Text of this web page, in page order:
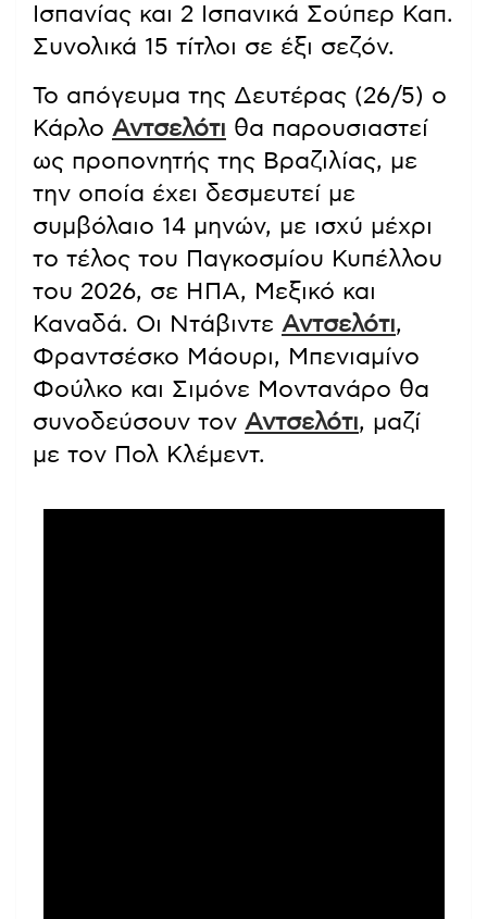
Ισπανίας και 2 Ισπανικά Σούπερ Καπ.
Συνολικά 15 τίτλοι σε έξι σεζόν.
Το απόγευμα της Δευτέρας (26/5) ο
Κάρλο Αντσελότι θα παρουσιαστεί
ως προπονητής της Βραζιλίας, με
την οποία έχει δεσμευτεί με
συμβόλαιο 14 μηνών, με ισχύ μέχρι
το τέλος του Παγκοσμίου Κυπέλλου
του 2026, σε ΗΠΑ, Μεξικό και
Καναδά. Οι Ντάβιντε Αντσελότι,
Φραντσέσκο Μάουρι, Μπενιαμίνο
Φούλκο και Σιμόνε Μοντανάρο θα
συνοδεύσουν τον Αντσελότι, μαζί
με τον Πολ Κλέμεντ.